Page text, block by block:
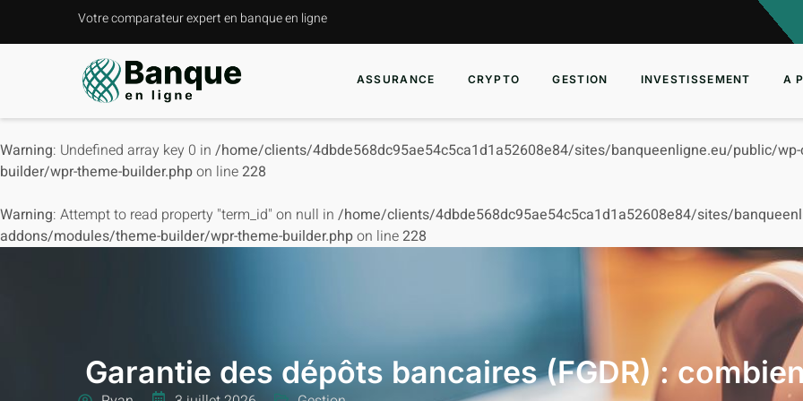
Votre comparateur expert en banque en ligne
ASSURANCE CRYPTO GESTION INVESTISSEMENT A
Warning: Undefined array key 0 in /home/clients/4dbde568dc95ae54c5ca1d1a52608e84/sites/banqueenligne.eu/public/
builder/wpr-theme-builder.phpon line228
Warning: Attempt to read property "term_id" on null in /home/clients/4dbde568dc95ae54c5ca1d1a52608e84/sites/
addons/modules/theme-builder/wpr-theme-builder.phpon line228
Garantie des dépôts bancaires (FGDR) :